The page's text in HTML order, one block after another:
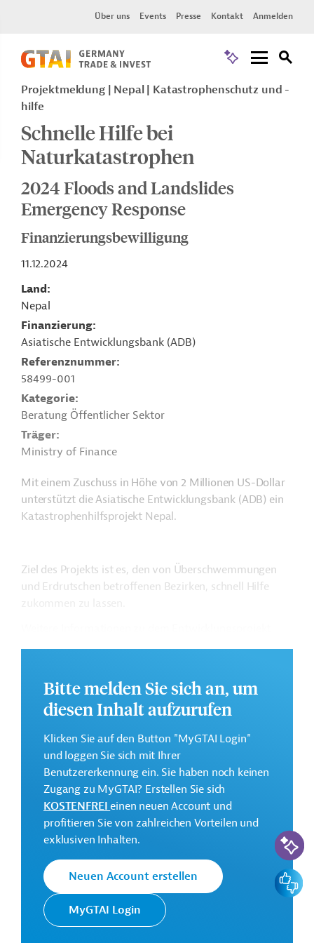
Über uns Events Presse Kontakt Anmelden
Projektmeldung Nepal
Katastrophenschutz und -
hilfe
Schnelle Hilfe bei
Naturkatastrophen
2024 Floods and Landslides
Emergency Response
Finanzierungsbewilligung
11.12.2024
Land
Nepal
Finanzierung
Asiatische Entwicklungsbank (ADB)
Referenznummer
58499-001
Kategorie
Beratung Öffentlicher Sektor
Träger
Ministry of Finance
Mit einem Zuschuss in Höhe von 2 Millionen US-Dollar
unterstützt die Asiatische Entwicklungsbank (ADB) ein
Katastrophenhilfsprojekt Nepal.
Ziel des Projekts ist es, den von Überschwemmungen
und Erdrutschen betroffenen Bezirken, schnell Hilfe
finden Sie auf derWebseite der ADB
.
Regularien und praktische Hinweise zur
Geschäftsanbahnung.
2 Millionen US-Dollar (Zuschuss)
Kontaktadressen
Asiatische
Entwicklungsbank
(ADB)
Die ADB ist die wichtigste
Finanzierungsinstitution für
Projekte in der Region Asien
Bitte melden Sie sich an, um
diesen Inhalt aufzurufen
Klicken Sie auf den Button "MyGTAI Login"
und loggen Sie sich mit Ihrer
Benutzererkennung ein. Sie haben noch keinen
Zugang zu MyGTAI? Erstellen Sie sich
KOSTENFREIeinen neuen Account und
profitieren Sie von zahlreichen Vorteilen und
exklusiven Inhalten.
Neuen Account erstellen
MyGTAI Login
KI-